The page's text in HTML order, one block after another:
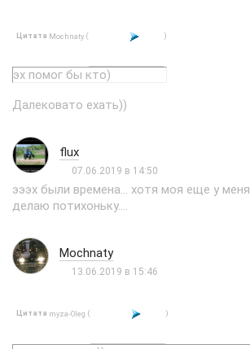
Цитата Mochnaty ( )
эх помог бы кто)
Далековато ехать))
flux
07.06.2019 в 14:50
эээх были времена... хотя моя еще у меня
делаю потихоньку....
Mochnaty
13.06.2019 в 15:46
Цитата myza-Oleg ( )